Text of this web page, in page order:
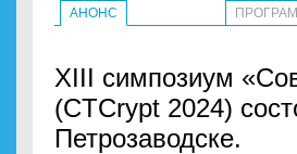
АНОНС
XIII симпозиум
(CTCrypt 2024)
Петрозаводске.